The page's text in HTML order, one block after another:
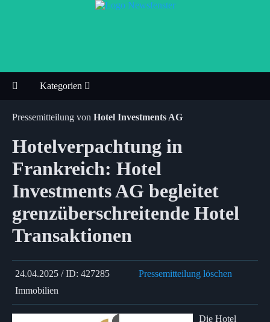
Kategorien
Pressemitteilung von Hotel Investments AG
Hotelverpachtung in
Frankreich: Hotel
Investments AG begleitet
grenzüberschreitende Hotel
Transaktionen
24.04.2025 / ID: 427285
Pressemitteilung löschen
Immobilien
Die Hotel